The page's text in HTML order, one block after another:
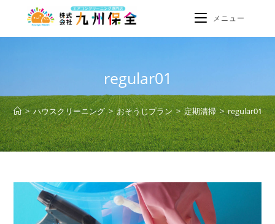
メニュー
regular01
> ハウスクリーニング > おそうじプラン > 定期清掃 > regular01